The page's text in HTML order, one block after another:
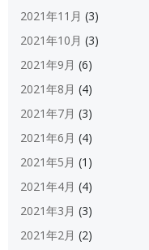
2021年11月 (3)
2021年10月 (3)
2021年9月 (6)
2021年8月 (4)
2021年7月 (3)
2021年6月 (4)
2021年5月 (1)
2021年4月 (4)
2021年3月 (3)
2021年2月 (2)